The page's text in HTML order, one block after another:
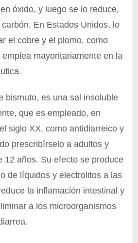
óxido, y luego se lo reduce,
En Estados Unidos, lo
el cobre y el plomo, como
mayoritariamente en la
bismuto, es una sal insoluble
que es empleado, en
siglo XX, como antidiarreico y
prescribírselo a adultos y
12 años. Su efecto se produce
de líquidos y electrolitos a las
la inflamación intestinal y
a los microorganismos